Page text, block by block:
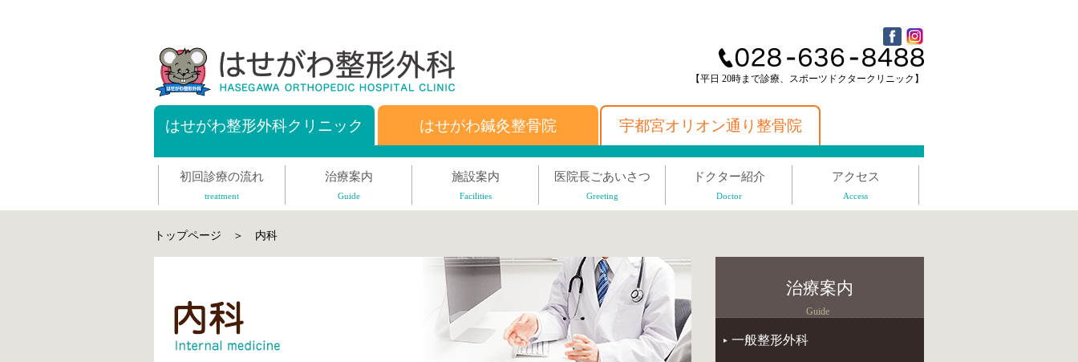
【平日 20時まで診療、スポーツドクタークリニック】
はせがわ整形外科クリニック はせがわ鍼灸整骨院 宇都宮オリオン通り整骨院
初回診療の流れ
treatment
治療案内
Guide
施設案内
Facilities
医院長ごあいさつ
Greeting
ドクター紹介
Doctor
アクセス
Access
トップページ ＞ 内科
治療案内
Guide
一般整形外科